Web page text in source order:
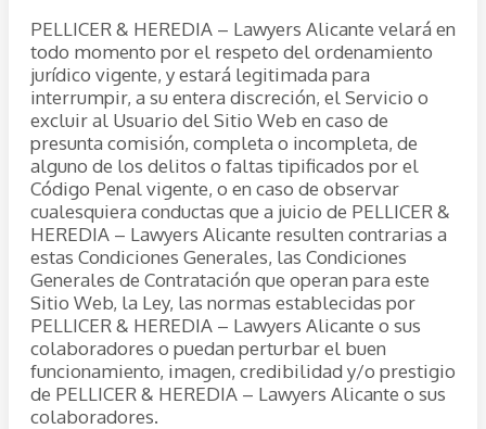
PELLICER & HEREDIA – Lawyers Alicante velará en
todo momento por el respeto del ordenamiento
jurídico vigente, y estará legitimada para
interrumpir, a su entera discreción, el Servicio o
excluir al Usuario del Sitio Web en caso de
presunta comisión, completa o incompleta, de
alguno de los delitos o faltas tipificados por el
Código Penal vigente, o en caso de observar
cualesquiera conductas que a juicio de PELLICER &
HEREDIA – Lawyers Alicante resulten contrarias a
estas Condiciones Generales, las Condiciones
Generales de Contratación que operan para este
Sitio Web, la Ley, las normas establecidas por
PELLICER & HEREDIA – Lawyers Alicante o sus
colaboradores o puedan perturbar el buen
funcionamiento, imagen, credibilidad y/o prestigio
de PELLICER & HEREDIA – Lawyers Alicante o sus
colaboradores.